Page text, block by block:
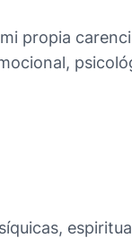
propia